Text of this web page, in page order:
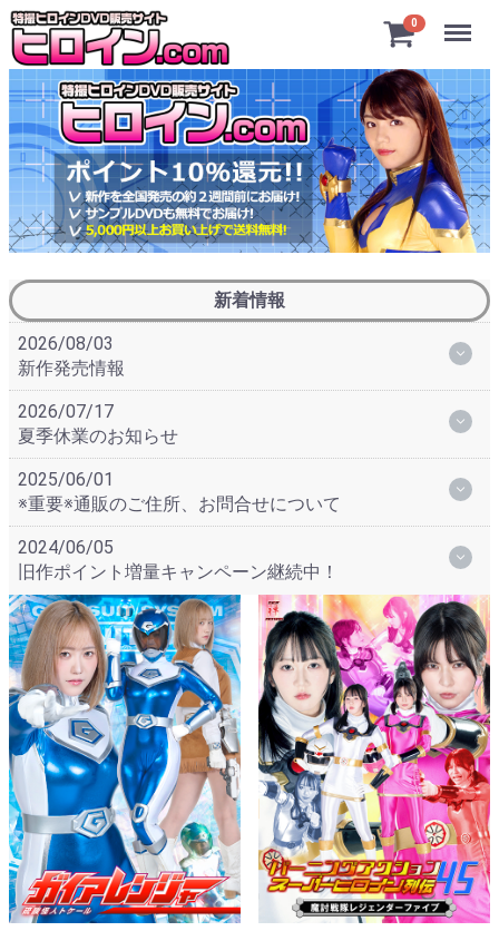
0 Menu
新着情報
2026/08/03
新作発売情報
2026/07/17
夏季休業のお知らせ
2025/06/01
※重要※通販のご住所、お問合せについて
2024/06/05
旧作ポイント増量キャンペーン継続中！